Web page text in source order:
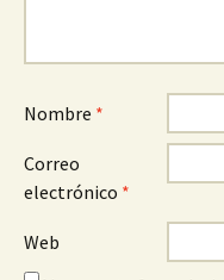
Nombre *
Correo
electrónico *
Web